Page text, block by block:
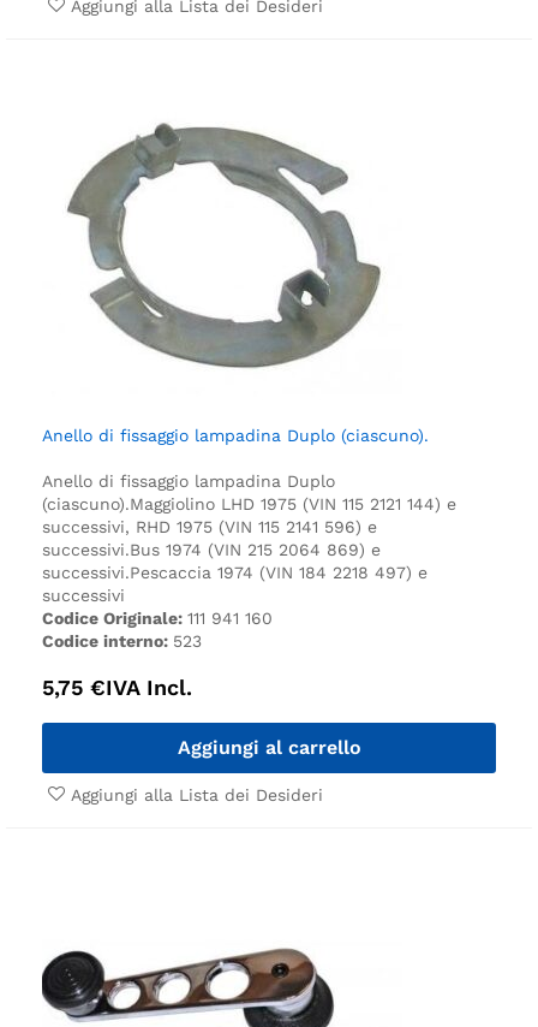
Aggiungi alla Lista dei Desideri
Anello di fissaggio lampadina Duplo (ciascuno).
Anello di fissaggio lampadina Duplo
(ciascuno).Maggiolino LHD 1975 (VIN 115 2121 144) e
successivi, RHD 1975 (VIN 115 2141 596) e
successivi.Bus 1974 (VIN 215 2064 869) e
successivi.Pescaccia 1974 (VIN 184 2218 497) e
successivi
Codice Originale: 111 941 160
Codice interno: 523
5,75 €IVA Incl.
Aggiungi al carrello
Aggiungi alla Lista dei Desideri